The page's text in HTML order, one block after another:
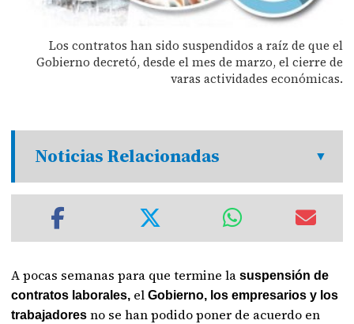
Los contratos han sido suspendidos a raíz de que el
Gobierno decretó, desde el mes de marzo, el cierre de
varas actividades económicas.
Noticias Relacionadas
A pocas semanas para que termine lasuspensión de
contratos laborales, elGobierno, los empresarios y los
trabajadores no se han podido poner de acuerdo en